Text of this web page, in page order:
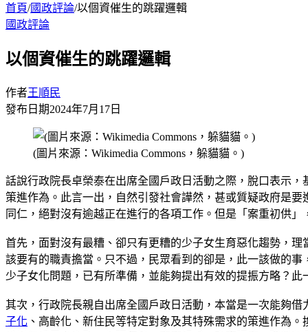
首頁/國政評論/以個資催生的跳躍邏輯
國政評論
以個資催生的跳躍邏輯
作者王順民
發布日期2024年7月17日
(圖片來源：Wikimedia Commons，躲貓貓。)
話說行政院長卓榮泰在出席全國戶政日活動之際，脫口表示
策進作為。此言一出，自然引發社會譁然，甚或質疑政府是
同仁，絕對沒有逾越正在進行的各項工作。但是「案重初供
首先，面對沒有最糟、卻只有更糟的少子女生育惡化趨勢，
該要有的職責擔當。只不過，民眾看到的卻是，此一該做的
少子女化問題，已有所準備，並能夠提出有效的提振方略？
其次，行政院長親自出席全國戶政日活動，本當是一次能夠
子化 、高齡化、新住民等特定對象及其特殊需求的策進作為